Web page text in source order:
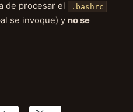
de procesar el
.bashrc
se invoque) y no se